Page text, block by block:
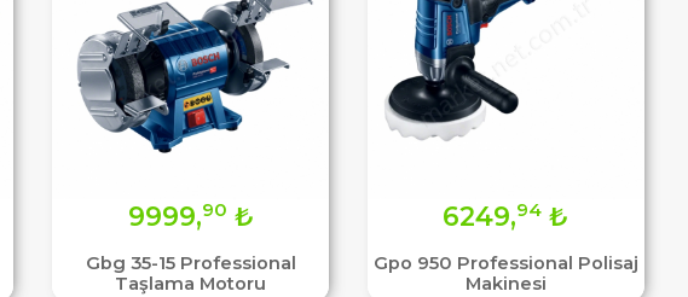
Gbg 35-15 Professional
Taşlama Motoru
9999,90 ₺
Gpo 950 Professional Polisaj
Makinesi
6249,94 ₺